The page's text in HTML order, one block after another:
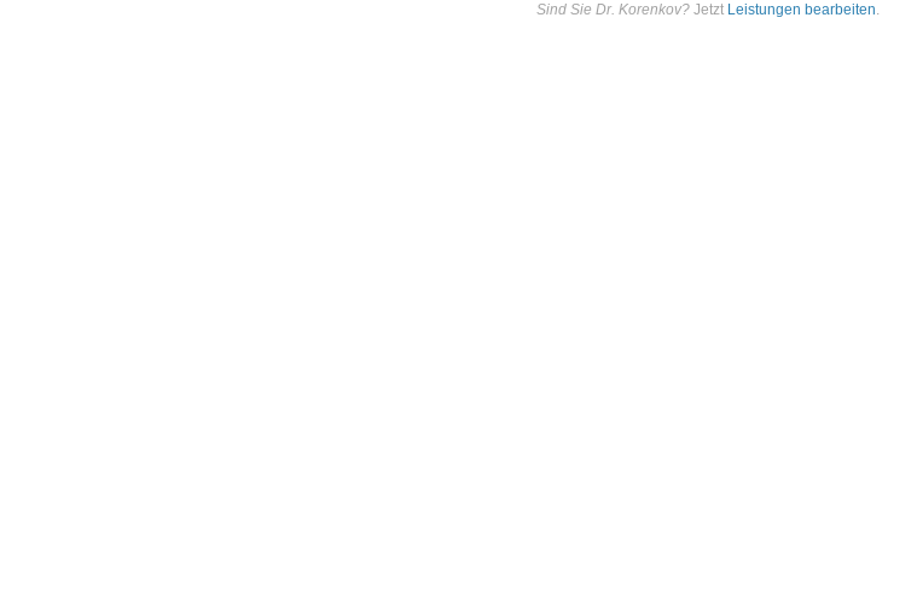
Sind Sie Dr. Korenkov? Jetzt Leistungen bearbeiten.